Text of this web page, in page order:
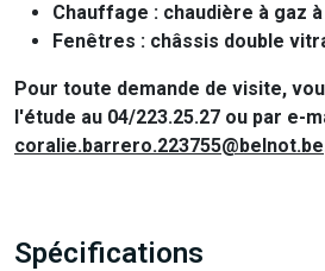
Chauffage : chaudière à gaz
Fenêtres : châssis double
Pour toute demande de visite,
l'étude au 04/223.25.27 ou par e-
coralie.barrero.223755@belnot.be
Spécifications